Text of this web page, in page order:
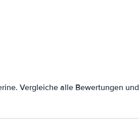
Vergleiche alle Bewertungen und